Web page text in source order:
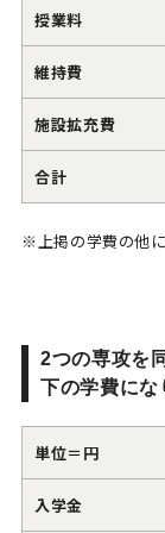
授業料
維持費
施設拡充費
合計
※上掲の学費の他
2つの専攻を
下の学費にな
単位＝円
入学金